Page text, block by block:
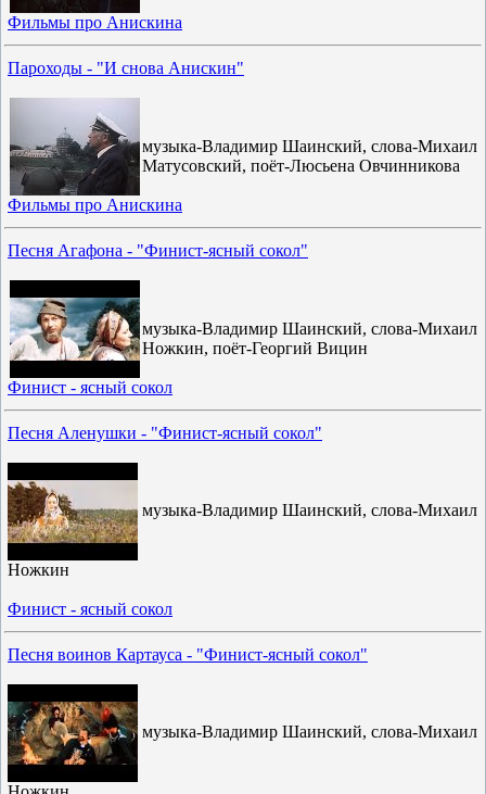
Фильмы про Анискина
Пароходы - "И снова Анискин"
музыка-Владимир Шаинский, слова-Михаил
Матусовский, поёт-Люсьена Овчинникова
Фильмы про Анискина
Песня Агафона - "Финист-ясный сокол"
музыка-Владимир Шаинский, слова-Михаил
Ножкин, поёт-Георгий Вицин
Финист - ясный сокол
Песня Аленушки - "Финист-ясный сокол"
музыка-Владимир Шаинский, слова-Михаил
Ножкин
Финист - ясный сокол
Песня воинов Картауса - "Финист-ясный сокол"
музыка-Владимир Шаинский, слова-Михаил